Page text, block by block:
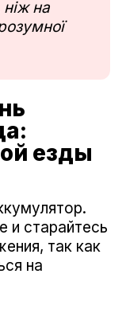
на
езды
и старайтесь
так как
на